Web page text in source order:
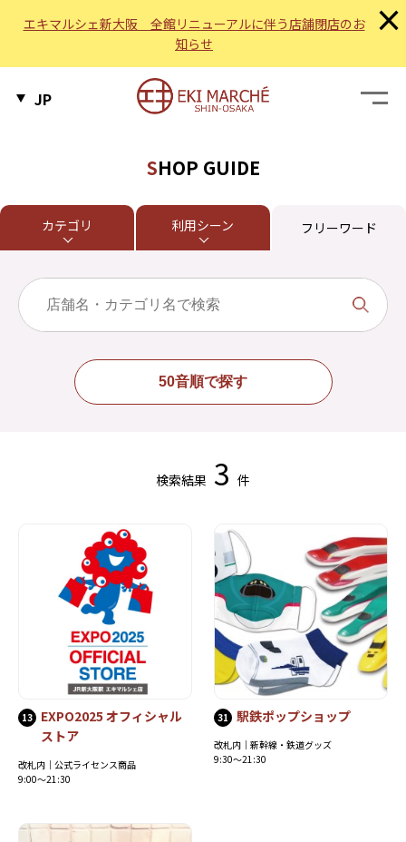
エキマルシェ新大阪 全館リニューアルに伴う店舗閉店のお
知らせ
×
JP
SHOP GUIDE
カテゴリ 利用シーン フリーワード
50音順で探す
検索結果 3 件
13
EXPO2025 オフィシャル
ストア
改札内｜公式ライセンス商品
9:00～21:30
31 駅鉄ポップショップ
改札内｜新幹線・鉄道グッズ
9:30～21:30